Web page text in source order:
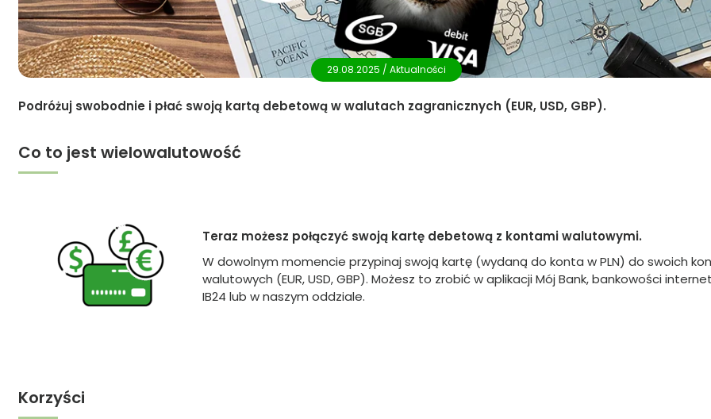
29.08.2025 / Aktualności
Podróżuj swobodnie i płać swoją kartą debetową w walutach zagranicznych (EUR, USD, GBP).
Co to jest wielowalutowość
Teraz możesz połączyć swoją kartę debetową z kontami walutowymi.
W dowolnym momencie przypinaj swoją kartę (wydaną do konta w PLN) do swoich
walutowych (EUR, USD, GBP). Możesz to zrobić w aplikacji Mój Bank, bankowości
IB24 lub w naszym oddziale.
Korzyści